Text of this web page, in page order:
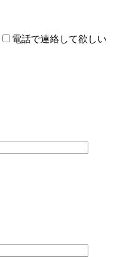
電話で連絡して欲しい